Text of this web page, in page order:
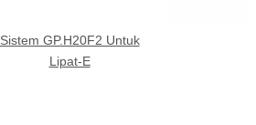
Sistem GP.H20F2 Untuk
Lipat-E